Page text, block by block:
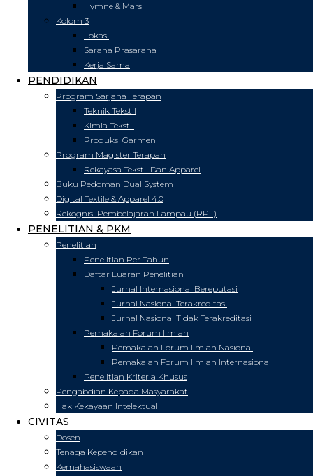
Hymne & Mars
Kolom 3
Lokasi
Sarana Prasarana
Kerja Sama
PENDIDIKAN
Program Sarjana Terapan
Teknik Tekstil
Kimia Tekstil
Produksi Garmen
Program Magister Terapan
Rekayasa Tekstil Dan Apparel
Buku Pedoman Dual System
Digital Textile & Apparel 4.0
Rekognisi Pembelajaran Lampau (RPL)
PENELITIAN & PKM
Penelitian
Penelitian Per Tahun
Daftar Luaran Penelitian
Jurnal Internasional Bereputasi
Jurnal Nasional Terakreditasi
Jurnal Nasional Tidak Terakreditasi
Pemakalah Forum Ilmiah
Pemakalah Forum Ilmiah Nasional
Pemakalah Forum Ilmiah Internasional
Penelitian Kriteria Khusus
Pengabdian Kepada Masyarakat
Hak Kekayaan Intelektual
CIVITAS
Dosen
Tenaga Kependidikan
Kemahasiswaan